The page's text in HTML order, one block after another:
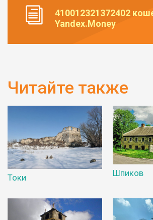
410012321372402
Yandex.Money
Читайте также
Токи Шпиков